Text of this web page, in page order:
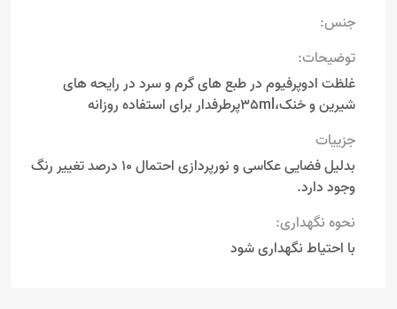
جنس:
توضیحات:
غلظت ادوپرفیوم در طبع های گرم و سرد در رایحه های
شیرین و خنک،35mlپرطرفدار برای استفاده روزانه
جزییات
بدلیل فضایی عکاسی و نورپردازی احتمال 10 درصد تغییر رنگ
وجود دارد.
نحوه نگهداری:
با احتیاط نگهداری شود